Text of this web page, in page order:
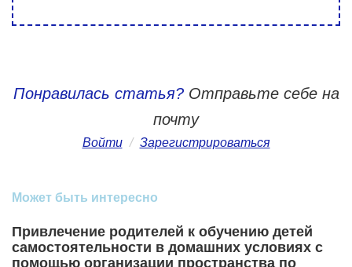
Понравилась статья?Отправьте себе на
почту
Войти / Зарегистрироваться
Может быть интересно
Привлечение родителей к обучению детей
самостоятельности в домашних условиях с
помощью организации пространства по